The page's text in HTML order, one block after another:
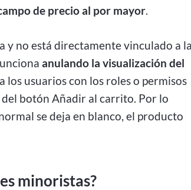
de precio al por mayor.
y no está directamente vinculado a
anulando la visualización del
los usuarios con los roles o permisos
botón Añadir al carrito. Por lo
se deja en blanco, el producto
minoristas?